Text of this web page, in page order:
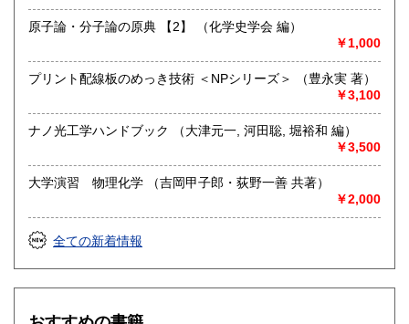
取り扱い分野
【地球科学(地質・鉱物)・天文学・動物学・植物学・その他
自然科学】
原子論・分子論の原典 【2】 （化学史学会 編）
￥1,000
プリント配線板のめっき技術 ＜NPシリーズ＞ （豊永実 著）
￥3,100
ナノ光工学ハンドブック （大津元一, 河田聡, 堀裕和 編）
￥3,500
大学演習 物理化学 （吉岡甲子郎・荻野一善 共著）
￥2,000
全ての新着情報